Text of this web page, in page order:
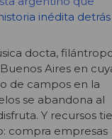
inédita detrás
docta,
Aires en
de campos en la
se abandona al
Y recursos
compra empresas